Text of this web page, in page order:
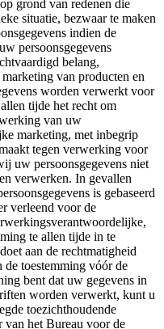
grond van redenen die
situatie, bezwaar te maken
indien de
persoonsgegevens
belang,
van producten en
worden verwerkt voor
tijde het recht om
van uw
marketing, met inbegrip
tegen verwerking voor
uw persoonsgegevens niet
verwerken. In gevallen
is gebaseerd
verleend voor de
te allen tijde in te
aan de rechtmatigheid
toestemming vóór de
bent dat uw gegevens in
worden verwerkt, kunt u
toezichthoudende
het Bureau voor de